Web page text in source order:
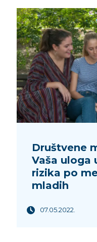
Društvene
Vaša uloga
rizika po
mladih
07.05.2022.